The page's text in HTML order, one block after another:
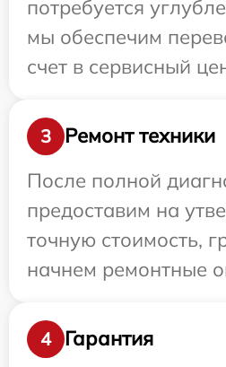
потребуется
мы обеспечим
счет в сервисный
3
Ремонт техники
После полной
предоставим на
точную стоимость,
начнем ремонтные
4
Гарантия